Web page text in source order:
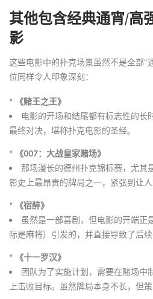
其他包含经典通宵/高
影
这些电影中的扑克场景虽然不是全部“
位同样令人印象深刻：
* 《赌王之王》
电影的开场和结尾都有标志性的长
最终对决，堪称扑克电影的圣经。
* 《007：大战皇家赌场》
那场漫长的德州扑克锦标赛，尤其
影史上最昂贵的牌局之一，紧张到让人
* 《宿醉》
虽然是一部喜剧，但电影的开端正
际是麻将）引发的，并直接导致了后续
* 《十一罗汉》
团队为了实施计划，需要在赌场中
上击败目标。虽然牌局本身不长，但策